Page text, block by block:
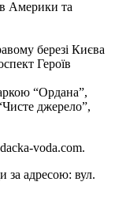
Америки та
березі Києва
Героїв
“Ордана”,
джерело”,
voda.com.
за адресою: вул.